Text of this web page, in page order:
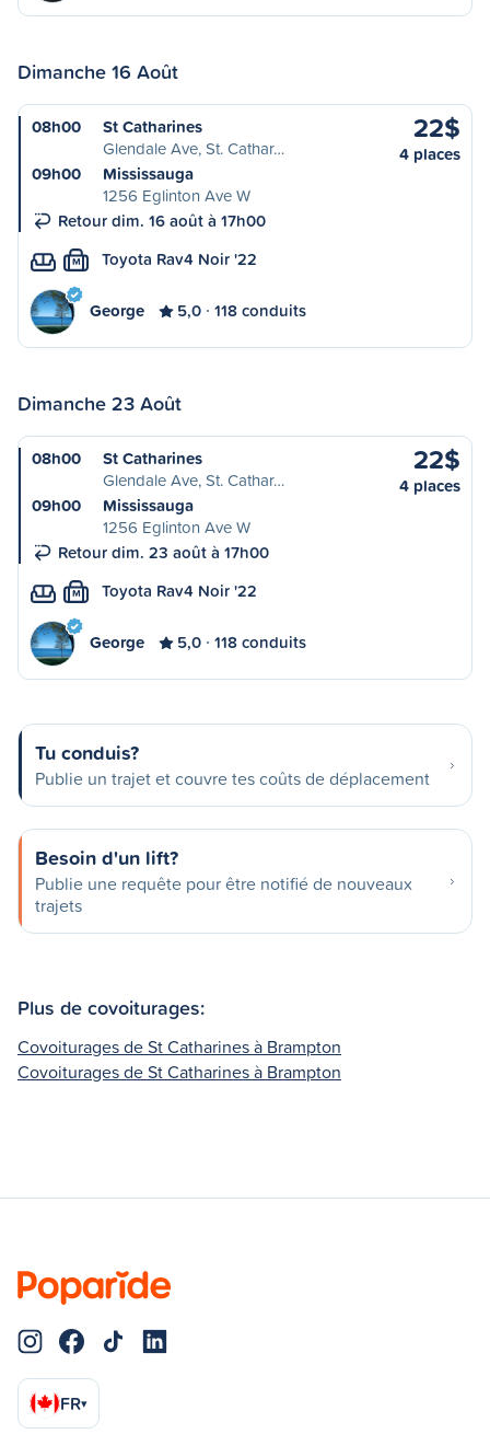
Dimanche 16 Août
08h00
St Catharines
Glendale Ave, St. Cathar…
09h00
Mississauga
1256 Eglinton Ave W
Retour dim. 16 août à 17h00
22$
4 places
M Toyota Rav4 Noir '22
George 5,0 118 conduits
Dimanche 23 Août
08h00
St Catharines
Glendale Ave, St. Cathar…
09h00
Mississauga
1256 Eglinton Ave W
Retour dim. 23 août à 17h00
22$
4 places
M Toyota Rav4 Noir '22
George 5,0 118 conduits
Tu conduis?
Publie un trajet et couvre tes coûts de déplacement
Besoin d'un lift?
Publie une requête pour être notifié de nouveaux
trajets
Plus de covoiturages:
Covoiturages de St Catharines à Brampton
Covoiturages de St Catharines à Brampton
FR▾